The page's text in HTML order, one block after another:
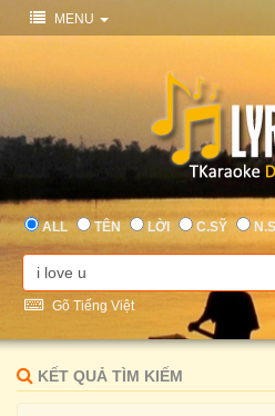
MENU
ALL TÊN LỜI C.SỸ
Gõ Tiếng Việt
KẾT QUẢ TÌM KIẾM